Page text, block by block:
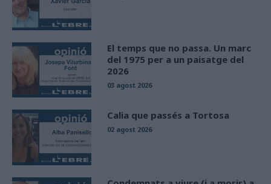
El temps que no passa. Un marc
del 1975 per a un paisatge del
2026
03 agost 2026
Calia que passés a Tortosa
02 agost 2026